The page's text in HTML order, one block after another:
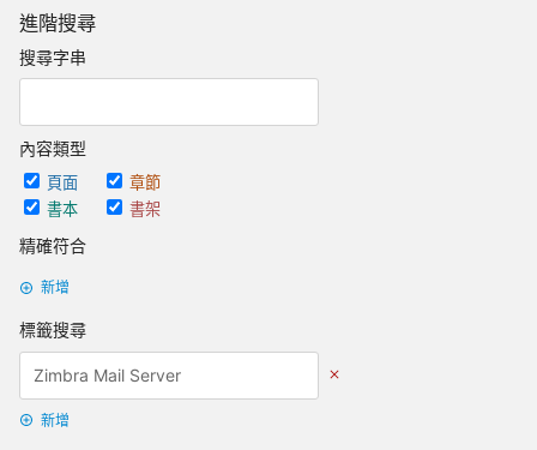
進階搜尋
搜尋字串
內容類型
頁面
章節
書本
書架
精確符合
新增
標籤搜尋
新增